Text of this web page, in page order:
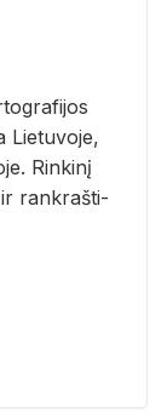
Lie­tu­vo­je,
Rin­ki­nį
ir rank­raš­ti­